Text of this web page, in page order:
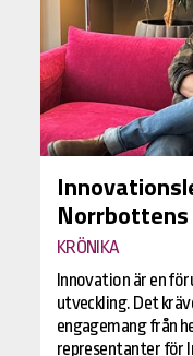
KRÖNIKA
Innovation är en
utveckling. Det
engagemang från
representanter för